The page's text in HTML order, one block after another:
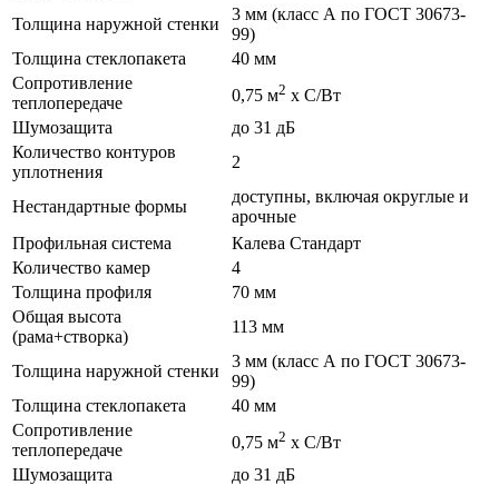
Толщина наружной стенки
3 мм (класс А по ГОСТ 30673-
99)
Толщина стеклопакета
40 мм
Сопротивление
теплопередаче
0,75 м2 х С/Вт
Шумозащита
до 31 дБ
Количество контуров
уплотнения
2
Нестандартные формы
доступны, включая округлые и
арочные
Профильная система
Калева Стандарт
Количество камер
4
Толщина профиля
70 мм
Общая высота
(рама+створка)
113 мм
Толщина наружной стенки
3 мм (класс А по ГОСТ 30673-
99)
Толщина стеклопакета
40 мм
Сопротивление
теплопередаче
0,75 м2 х С/Вт
Шумозащита
до 31 дБ